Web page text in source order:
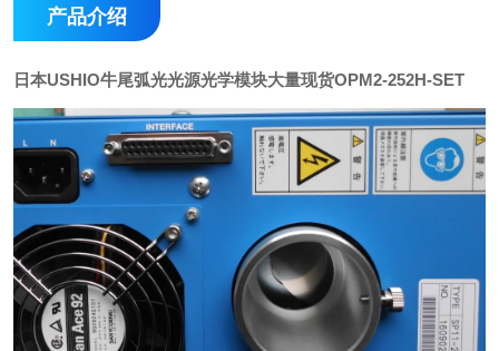
产品介绍
日本USHIO牛尾弧光光源光学模块大量现货OPM2-252H-SET